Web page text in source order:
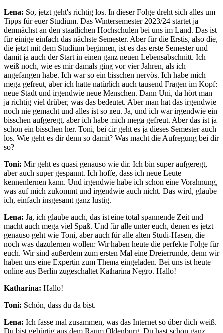
Lena: So, jetzt geht's richtig los. In dieser Folge dreht sich alles um
Tipps für euer Studium. Das Wintersemester 2023/24 startet ja
demnächst an den staatlichen Hochschulen bei uns im Land. Das ist
für einige einfach das nächste Semester. Aber für die Erstis, also die,
die jetzt mit dem Studium beginnen, ist es das erste Semester und
damit ja auch der Start in einen ganz neuen Lebensabschnitt. Ich
weiß noch, wie es mir damals ging vor vier Jahren, als ich
angefangen habe. Ich war so ein bisschen nervös. Ich habe mich
mega gefreut, aber ich hatte natürlich auch tausend Fragen im Kopf:
neue Stadt und irgendwie neue Menschen. Dann Uni, da hört man
ja richtig viel drüber, was das bedeutet. Aber man hat das irgendwie
noch nie gemacht und alles ist so neu. Ja, und ich war irgendwie ein
bisschen aufgeregt, aber ich habe mich mega gefreut. Aber das ist ja
schon ein bisschen her. Toni, bei dir geht es ja dieses Semester auch
los. Wie geht es dir denn so damit? Was macht die Aufregung bei dir
so?
Toni: Mir geht es quasi genauso wie dir. Ich bin super aufgeregt,
aber auch super gespannt. Ich hoffe, dass ich neue Leute
kennenlernen kann. Und irgendwie habe ich schon eine Vorahnung,
was auf mich zukommt und irgendwie auch nicht. Das wird, glaube
ich, einfach insgesamt ganz lustig.
Lena: Ja, ich glaube auch, das ist eine total spannende Zeit und
macht auch mega viel Spaß. Und für alle unter euch, denen es jetzt
genauso geht wie Toni, aber auch für alle alten Studi-Hasen, die
noch was dazulernen wollen: Wir haben heute die perfekte Folge für
euch. Wir sind außerdem zum ersten Mal eine Dreierrunde, denn wir
haben uns eine Expertin zum Thema eingeladen. Bei uns ist heute
online aus Berlin zugeschaltet Katharina Negro. Hallo!
Katharina: Hallo!
Toni: Schön, dass du da bist.
Lena: Ich fasse mal zusammen, was das Internet so über dich weiß.
Du bist gebürtig aus dem Raum Oldenburg. Du hast schon ganz